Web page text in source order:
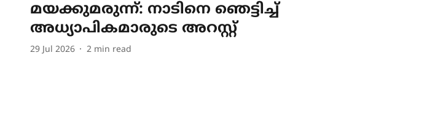
മയക്കുമരുന്ന്: നാടിനെ ഞെട്ടിച്ച്
അധ്യാപികമാരുടെ അറസ്റ്റ്
29 Jul 2026 2 min read